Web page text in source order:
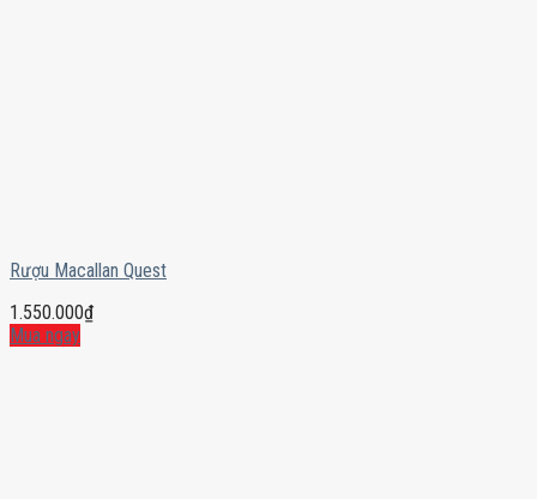
Rượu Macallan Quest
1.550.000₫
Mua ngay